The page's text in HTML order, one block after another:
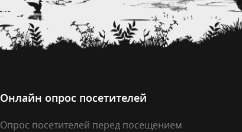
Онлайн опрос посетителей
Опрос посетителей перед посещением